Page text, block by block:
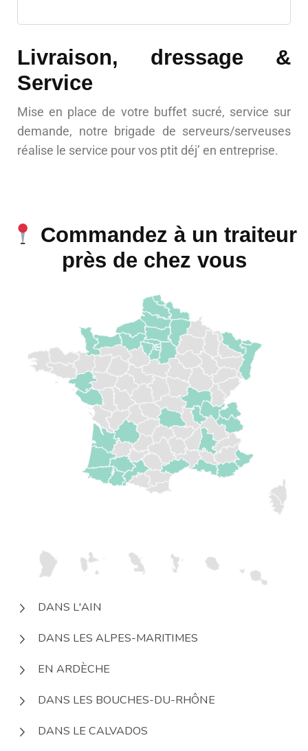
Livraison, dressage &
Service
Mise en place de votre buffet sucré, service sur
demande, notre brigade de serveurs/serveuses
réalise le service pour vos ptit déj’ en entreprise.
Commandez à un traiteur
près de chez vous​
DANS L'AIN
DANS LES ALPES-MARITIMES
EN ARDÈCHE
DANS LES BOUCHES-DU-RHÔNE
DANS LE CALVADOS